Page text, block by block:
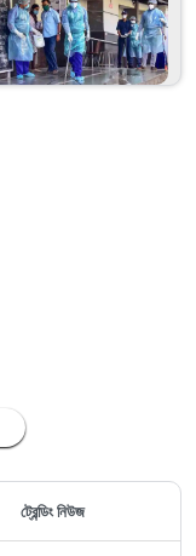
ট্রেন্ডিং নিউজ